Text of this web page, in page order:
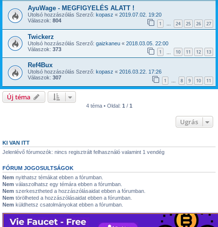
AyuWage - MEGFIGYELÉS ALATT !
Utolsó hozzászólás Szerző: kopasz « 2019.07.02. 19:20
Válaszok: 804 1 … 24 25 26 27
Twickerz
Utolsó hozzászólás Szerző: gaizkaneu « 2018.03.05. 22:00
Válaszok: 373 1 10 11 12 13
Ref4Bux
Utolsó hozzászólás Szerző: kopasz « 2016.03.22. 17:26
Válaszok: 307 1 … 8 9 10 11
Új téma
4 téma • Oldal: 1 / 1
Ugrás
KI VAN ITT
Jelenlévő fórumozók: nincs regisztrált felhasználó valamint 1 vendég
FÓRUM JOGOSULTSÁGOK
Nem nyithatsz témákat ebben a fórumban.
Nem válaszolhatsz egy témára ebben a fórumban.
Nem szerkesztheted a hozzászólásaidat ebben a fórumban.
Nem törölheted a hozzászólásaidat ebben a fórumban.
Nem küldhetsz csatolmányokat ebben a fórumban.